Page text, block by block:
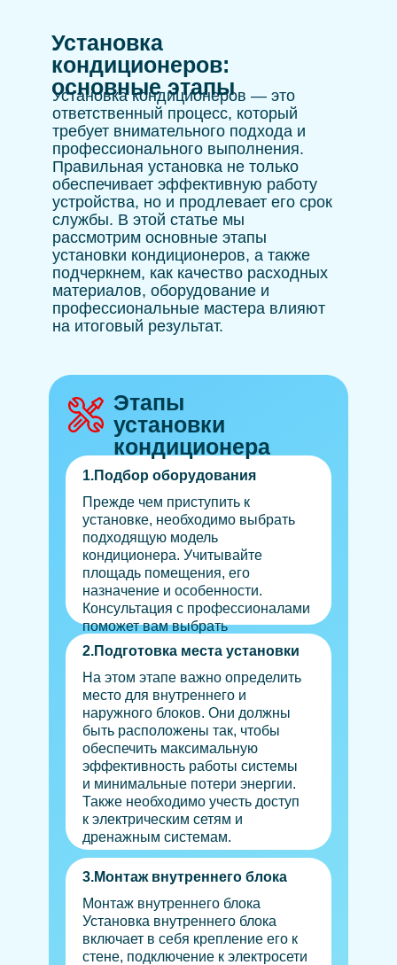
Прежде чем приступить к
установке, необходимо выбрать
подходящую модель
кондиционера. Учитывайте
площадь помещения, его
назначение и особенности.
Консультация с профессионалами
поможет вам выбрать
оптимальное решение.
1.Подбор оборудования
Монтаж внутреннего блока
Установка внутреннего блока
включает в себя крепление его к
стене, подключение к электросети
3.Монтаж внутреннего блока
На этом этапе важно определить
место для внутреннего и
наружного блоков. Они должны
быть расположены так, чтобы
обеспечить максимальную
эффективность работы системы
и минимальные потери энергии.
Также необходимо учесть доступ
к электрическим сетям и
дренажным системам.
2.Подготовка места установки
Этапы
установки
кондиционера
Установка кондиционеров — это
ответственный процесс, который
требует внимательного подхода и
профессионального выполнения.
Правильная установка не только
обеспечивает эффективную работу
устройства, но и продлевает его срок
службы. В этой статье мы
рассмотрим основные этапы
установки кондиционеров, а также
подчеркнем, как качество расходных
материалов, оборудование и
профессиональные мастера влияют
на итоговый результат.
Установка
кондиционеров:
основные этапы